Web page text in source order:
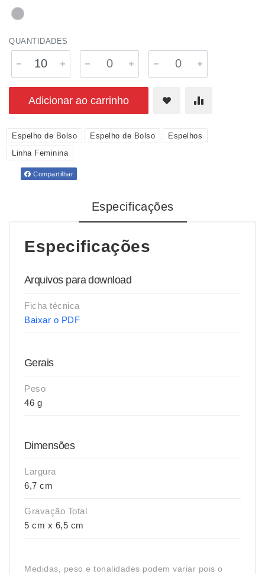
QUANTIDADES
Adicionar ao carrinho
Espelho de Bolso Espelho de Bolso
Espelhos
Linha Feminina
Compartilhar
Especificações
Especificações
Arquivos para download
Ficha técnica
Baixar o PDF
Gerais
Peso
46 g
Dimensões
Largura
6,7 cm
Gravação Total
5 cm x 6,5 cm
Medidas, peso e tonalidades podem variar pois o